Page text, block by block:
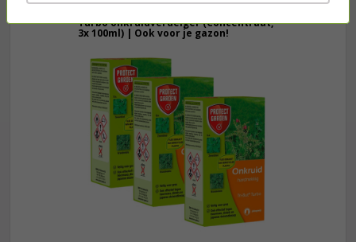
Turbo onkruidverdelger (Concentraat,
3x 100ml) | Ook voor je gazon!